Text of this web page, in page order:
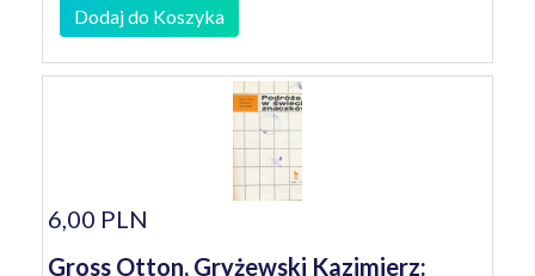
Dodaj do Koszyka
6,00 PLN
Gross Otton, Gryżewski Kazimierz: